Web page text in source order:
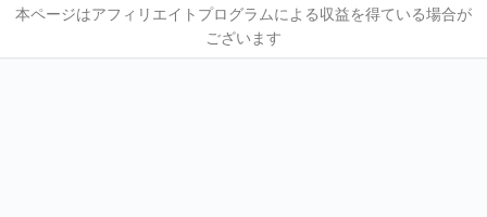
本ページはアフィリエイトプログラムによる収益を得ている場合が
ございます